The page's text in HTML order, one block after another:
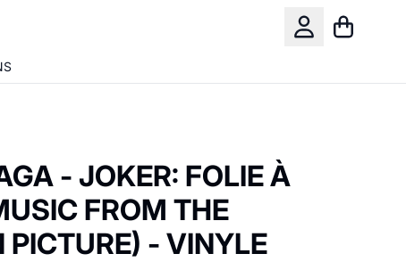
Panier
- JOKER: FOLIE À
FROM THE
PICTURE) - VINYLE